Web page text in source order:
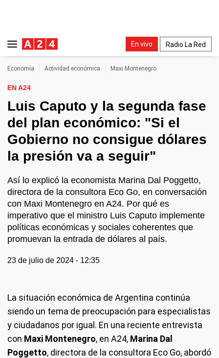
En vivo Radio La Red
Economía Actividad económica Maxi Montenegro
EN A24
Luis Caputo y la segunda fase
del plan económico: "Si el
Gobierno no consigue dólares
la presión va a seguir"
Así lo explicó la economista Marina Dal Poggetto,
directora de la consultora Eco Go, en conversación
con Maxi Montenegro en A24. Por qué es
imperativo que el ministro Luis Caputo implemente
políticas económicas y sociales coherentes que
promuevan la entrada de dólares al país.
23 de julio de 2024 - 12:35
La situación económica de Argentina continúa
siendo un tema de preocupación para especialistas
y ciudadanos por igual. En una reciente entrevista
con Maxi Montenegro, en A24, Marina Dal
Poggetto, directora de la consultora Eco Go, abordó